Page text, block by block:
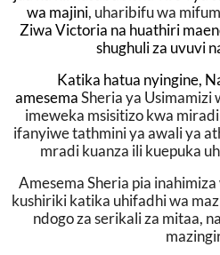
wa majini, uharibifu wa
Ziwa Victoria na huathiri
shughuli za uvuvi
Katika hatua nyingine,
amesemaSheria ya Usimamizi
imeweka msisitizo kwa
ifanyiwe tathmini ya awali ya
mradi kuanza ili kuepuka
Amesema Sheria pia
kushiriki katika uhifadhi wa
ndogo za serikali za mitaa,